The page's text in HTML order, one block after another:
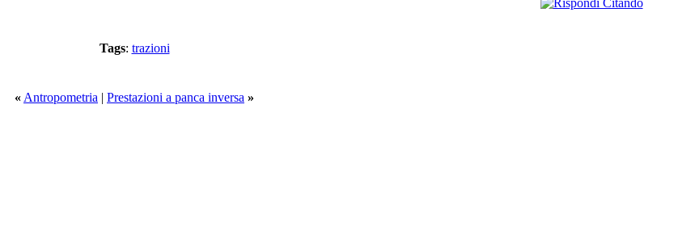
Tags: trazioni
« Antropometria | Prestazioni a panca inversa »